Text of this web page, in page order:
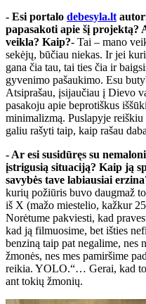
- Esi portalo debesyla.lt
papasakoti apie šį projektą?
veikla? Kaip?- Tai – mano
sekėjų, būčiau niekas. Ir jei
gana čia tau, tai ties čia ir
gyvenimo pašaukimo. Esu
Atsiprašau, įsijaučiau į Dievo
pasakoju apie beprotiškus
minimalizmą. Puslapyje
galiu rašyti taip, kaip rašau
- Ar esi susidūręs su
įstrigusią situaciją? Kaip ją
savybės tave labiausiai
kurių požiūris buvo daugmaž
iš X (mažo miestelio, kažkur
Norėtume pakviesti, kad
kad ją filmuosime, bet išties
benziną taip pat negalime, nes
žmonės, nes mes pamiršime
reikia. YOLO.“… Gerai, kad
ant tokių žmonių.